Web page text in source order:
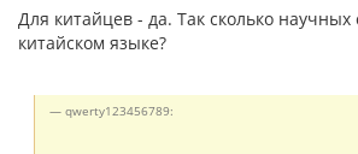
Для китайцев - да. Так сколько научных
китайском языке?
qwerty123456789: